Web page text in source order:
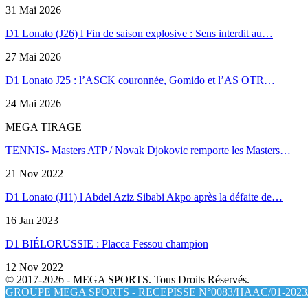
31 Mai 2026
D1 Lonato (J26) l Fin de saison explosive : Sens interdit au…
27 Mai 2026
D1 Lonato J25 : l’ASCK couronnée, Gomido et l’AS OTR…
24 Mai 2026
MEGA TIRAGE
TENNIS- Masters ATP / Novak Djokovic remporte les Masters…
21 Nov 2022
D1 Lonato (J11) l Abdel Aziz Sibabi Akpo après la défaite de…
16 Jan 2023
D1 BIÉLORUSSIE : Placca Fessou champion
12 Nov 2022
© 2017-2026 - MEGA SPORTS. Tous Droits Réservés.
GROUPE MEGA SPORTS - RECEPISSE N°0083/HAAC/01-